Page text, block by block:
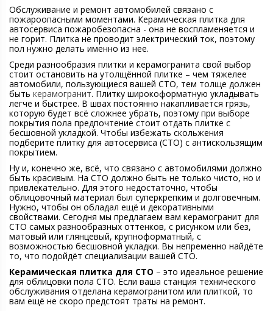
Обслуживание и ремонт автомобилей связано с
пожароопасными моментами. Керамическая плитка для
автосервиса пожаробезопасна - она не воспламеняется и
не горит. Плитка не проводит электрический ток, поэтому
пол нужно делать именно из нее.
Среди разнообразия плитки и керамогранита свой выбор
стоит остановить на утолщённой плитке – чем тяжелее
автомобили, пользующиеся вашей СТО, тем толще должен
быть керамогранит. Плитку широкоформатную укладывать
легче и быстрее. В швах постоянно накапливается грязь,
которую будет всё сложнее убрать, поэтому при выборе
покрытия пола предпочтение стоит отдать плитке с
бесшовной укладкой. Чтобы избежать скольжения
подберите плитку для автосервиса (СТО) с антискользящим
покрытием.
Ну и, конечно же, всё, что связано с автомобилями должно
быть красивым. На СТО должно быть не только чисто, но и
привлекательно. Для этого недостаточно, чтобы
облицовочный материал был суперкрепким и долговечным.
Нужно, чтобы он обладал ещё и декоративными
свойствами. Сегодня мы предлагаем вам керамогранит для
СТО самых разнообразных оттенков, с рисунком или без,
матовый или глянцевый, крупноформатный, с
возможностью бесшовной укладки. Вы непременно найдёте
то, что подойдёт специализации вашей СТО.
Керамическая плитка для СТО – это идеальное решение
для облицовки пола СТО. Если ваша станция технического
обслуживания отделана керамогранитом или плиткой, то
вам ещё не скоро предстоят траты на ремонт.